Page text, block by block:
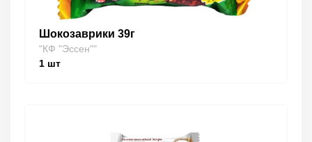
Шокозаврики 39г
"КФ "Эссен""
1 шт